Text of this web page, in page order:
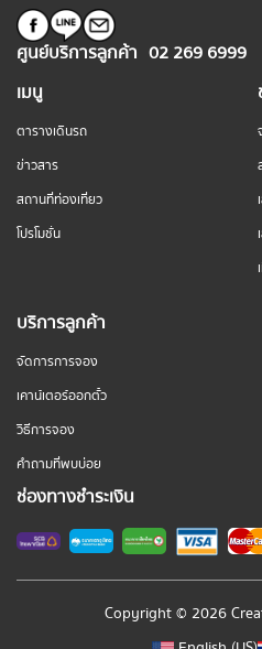
ศูนย์บริการลูกค้า 02 269 6999
เมนู
ตารางเดินรถ
ข่าวสาร
สถานที่ท่องเที่ยว
โปรโมชั่น
บริการลูกค้า
จัดการการจอง
เคาน์เตอร์ออกตั๋ว
วิธีการจอง
คำถามที่พบบ่อย
ช่องทางชำระเงิน
Copyright © 2026